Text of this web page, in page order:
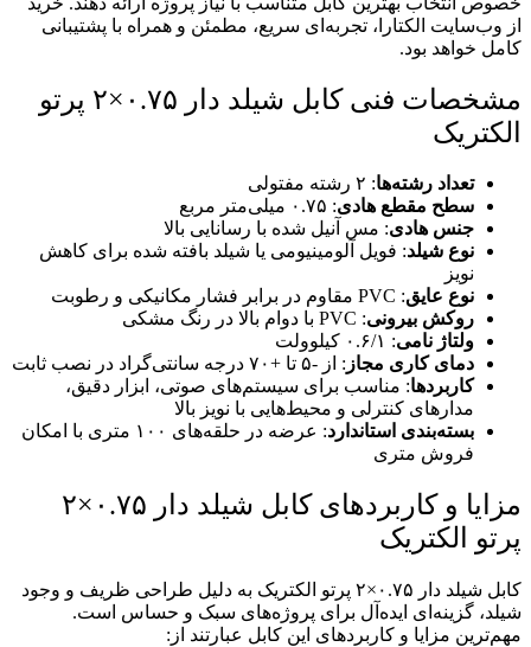
از وب‌سایت الکتارا، تجربه‌ای سریع، مطمئن و همراه با پشتیبانی
کامل خواهد بود.
مشخصات فنی کابل شیلد دار ۰.۷۵×۲ پرتو
الکتریک
تعداد رشته‌ها: ۲ رشته مفتولی
سطح مقطع هادی: ۰.۷۵ میلی‌متر مربع
جنس هادی: مس آنیل شده با رسانایی بالا
نوع شیلد: فویل آلومینیومی یا شیلد بافته شده برای کاهش
نویز
نوع عایق: PVC مقاوم در برابر فشار مکانیکی و رطوبت
روکش بیرونی: PVC با دوام بالا در رنگ مشکی
ولتاژ نامی: ۰.۶/۱ کیلوولت
دمای کاری مجاز : از -۵ تا +۷۰ درجه سانتی‌گراد در نصب ثابت
کاربردها: مناسب برای سیستم‌های صوتی، ابزار دقیق،
مدارهای کنترلی و محیط‌هایی با نویز بالا
بسته‌بندی استاندارد
: عرضه در حلقه‌های ۱۰۰ متری با امکان
فروش متری
مزایا و کاربردهای کابل شیلد دار ۰.۷۵×۲
پرتو الکتریک
کابل شیلد دار ۰.۷۵×۲ پرتو الکتریک به دلیل طراحی ظریف و وجود
شیلد، گزینه‌ای ایده‌آل برای پروژه‌های سبک و حساس است.
مهم‌ترین مزایا و کاربردهای این کابل عبارتند از: